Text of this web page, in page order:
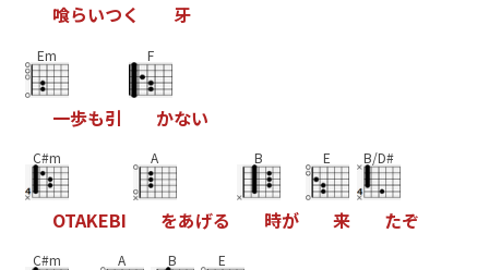
喰らいつく 牙
Em
一歩も引
F
かない
C#m
OTAKEBI
A
をあげる
B
時が
E
来
B/D#
たぞ
C#m A B E